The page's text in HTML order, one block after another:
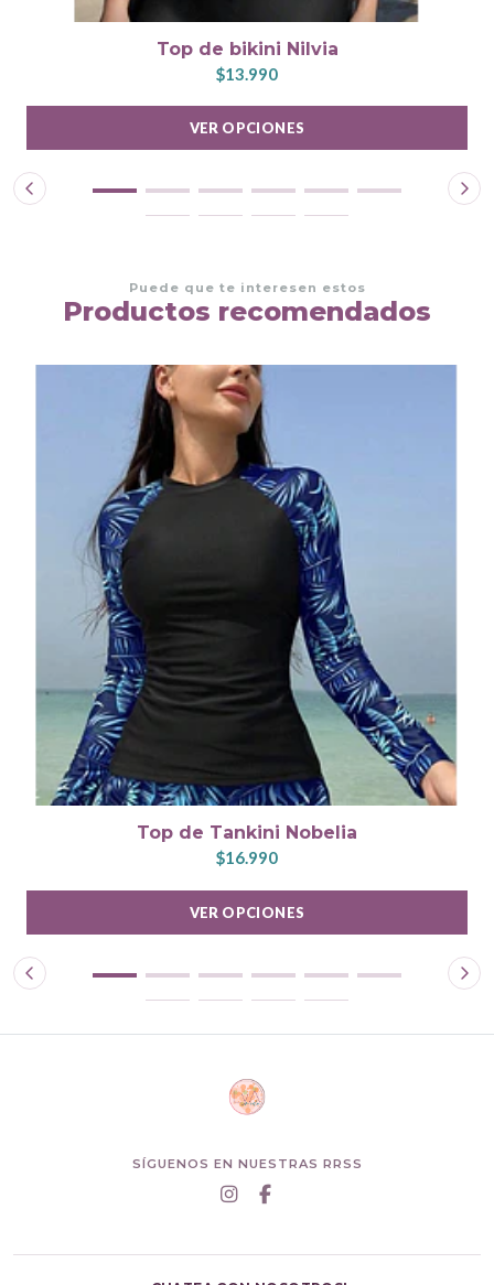
Top de bikini Nilvia
$13.990
VER OPCIONES
Puede que te interesen estos
Productos recomendados
Top de Tankini Nobelia
$16.990
VER OPCIONES
SÍGUENOS EN NUESTRAS RRSS